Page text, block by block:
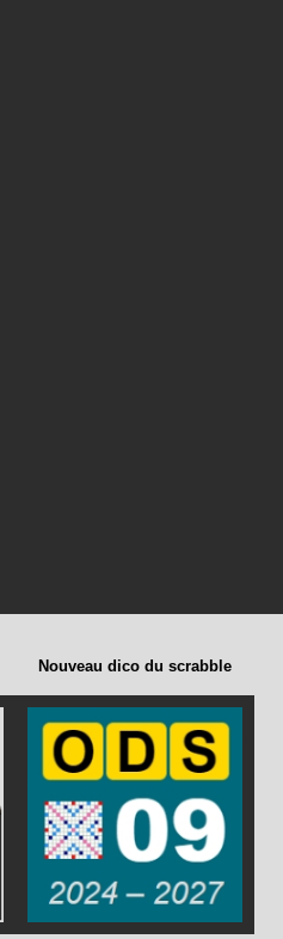
Nouveau dico du scrabble